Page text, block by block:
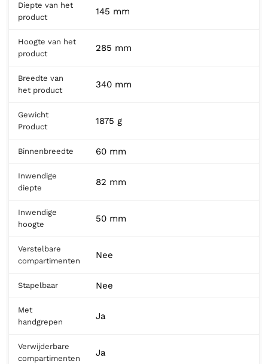
Diepte van het
product
145 mm
Hoogte van het
product
285 mm
Breedte van
het product
340 mm
Gewicht
Product
1875 g
Binnenbreedte 60 mm
Inwendige
diepte
82 mm
Inwendige
hoogte
50 mm
Verstelbare
compartimenten
Nee
Stapelbaar Nee
Met
handgrepen
Ja
Verwijderbare
compartimenten
Ja